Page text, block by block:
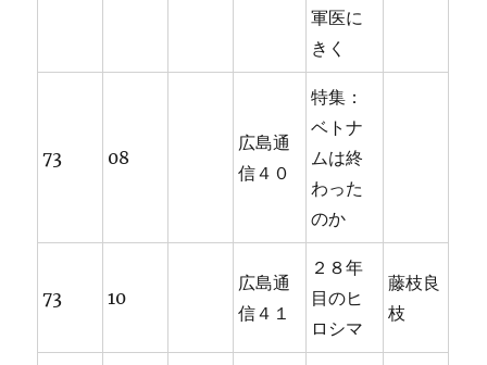
軍医に
きく
73 08
広島通
信４０
特集：
ベトナ
ムは終
わった
のか
73 10
広島通
信４１
２８年
目のヒ
ロシマ
藤枝良
枝